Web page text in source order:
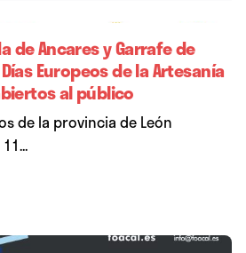
de Ancares y Garrafe de
Europeos de la Artesanía
al público
de la provincia de León